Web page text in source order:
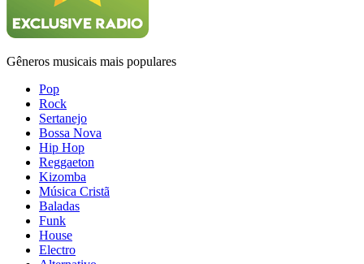
Gêneros musicais mais populares
Pop
Rock
Sertanejo
Bossa Nova
Hip Hop
Reggaeton
Kizomba
Música Cristã
Baladas
Funk
House
Electro